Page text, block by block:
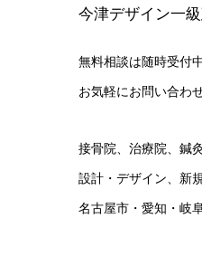
今津デザイン一
無料相談は随時受付
お気軽にお問い合わ
接骨院、治療院、鍼
設計・デザイン、新
名古屋市・愛知・岐